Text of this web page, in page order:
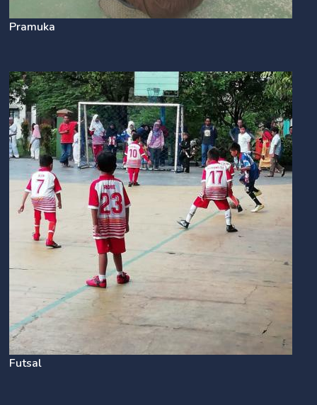
Pramuka
Futsal